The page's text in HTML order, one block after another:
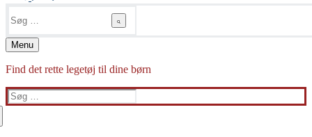
efter:
Menu
Find det rette legetøj til dine børn
Søg
efter: